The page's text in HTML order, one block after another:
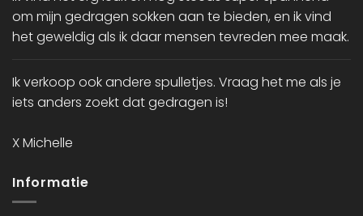
om mijn gedragen sokken aan te bieden, en ik vind
het geweldig als ik daar mensen tevreden mee maak.
Ik verkoop ook andere spulletjes. Vraag het me als je
iets anders zoekt dat gedragen is!
X Michelle
Informatie